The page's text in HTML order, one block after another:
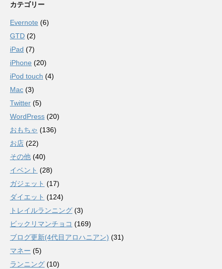
カテゴリー
Evernote (6)
GTD (2)
iPad (7)
iPhone (20)
iPod touch (4)
Mac (3)
Twitter (5)
WordPress (20)
おもちゃ (136)
お店 (22)
その他 (40)
イベント (28)
ガジェット (17)
ダイエット (124)
トレイルランニング (3)
ビックリマンチョコ (169)
ブログ更新(4代目アロハニアン) (31)
マネー (5)
ランニング (10)